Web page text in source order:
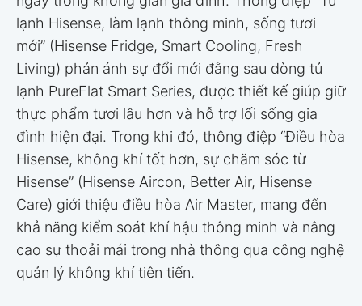
lạnh Hisense, làm lạnh thông minh, sống tươi
mới” (Hisense Fridge, Smart Cooling, Fresh
Living) phản ánh sự đổi mới đằng sau dòng tủ
lạnh PureFlat Smart Series, được thiết kế giúp giữ
thực phẩm tươi lâu hơn và hỗ trợ lối sống gia
đình hiện đại. Trong khi đó, thông điệp “Điều hòa
Hisense, không khí tốt hơn, sự chăm sóc từ
Hisense” (Hisense Aircon, Better Air, Hisense
Care) giới thiệu điều hòa Air Master, mang đến
khả năng kiểm soát khí hậu thông minh và nâng
cao sự thoải mái trong nhà thông qua công nghệ
quản lý không khí tiên tiến.